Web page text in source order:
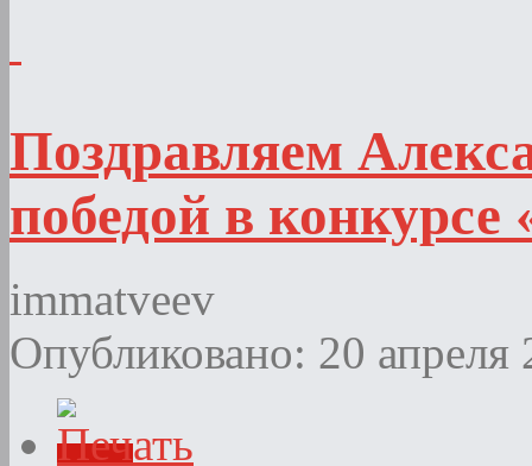
Поздравляем
победой в
immatveev
Опубликовано: 20 апреля